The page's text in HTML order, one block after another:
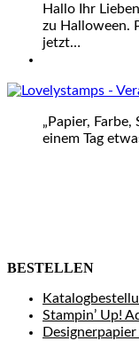
Hallo Ihr
zu Halloween.
jetzt…
„Papier,
einem Tag
BESTELLEN
Stampin’ Up!
Designerpapier